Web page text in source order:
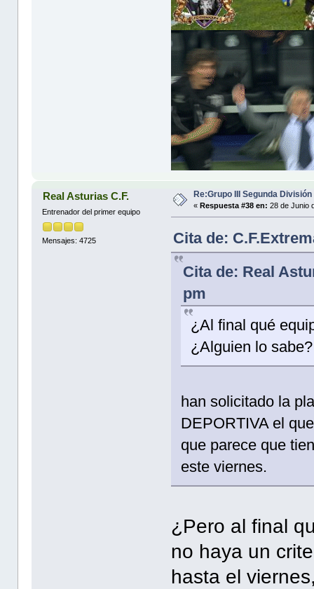
Real Asturias C.F.
Entrenador del primer equipo
Mensajes: 4725
Re:Grupo III Segunda
« Respuesta #38 en: 28 de Junio
Cita de:
Cita de: Real
pm
¿Al final qué
¿Alguien lo sabe?
han solicitado la
DEPORTIVA el
que parece que
este viernes.
¿Pero al final
no haya un
hasta el